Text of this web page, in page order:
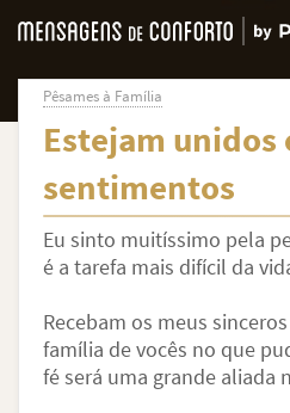
Pêsames à Família
Estejam unidos
sentimentos
Eu sinto muitíssimo pela
é a tarefa mais difícil da
Recebam os meus
família de vocês no que
fé será uma grande aliada